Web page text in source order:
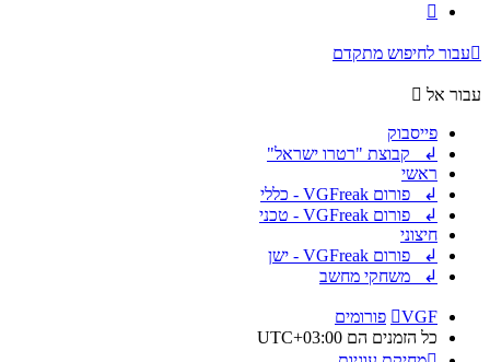
עבור לחיפוש מתקדם
עבור אל
פייסבוק
↲ קבוצת "רטרו ישראל"
ראשי
↲ פורום VGFreak - כללי
↲ פורום VGFreak - טכני
חיצוני
↲ פורום VGFreak - ישן
↲ משחקי מחשב
VGF
פורומים
כל הזמנים הם UTC+03:00